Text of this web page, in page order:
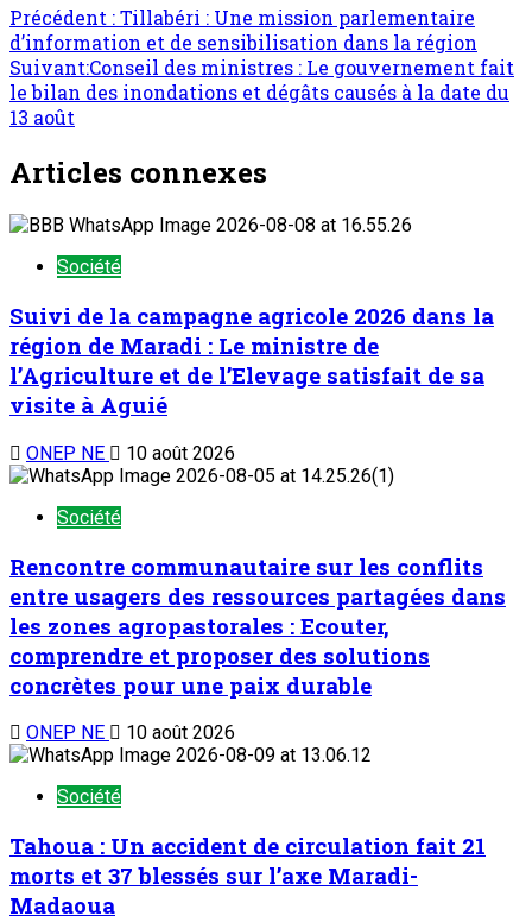
Précédent :Tillabéri : Une mission parlementaire
d’information et de sensibilisation dans la région
Suivant:Conseil des ministres : Le gouvernement fait
le bilan des inondations et dégâts causés à la date du
13 août
Articles connexes
Société
Suivi de la campagne agricole 2026 dans la
région de Maradi : Le ministre de
l’Agriculture et de l’Elevage satisfait de sa
visite à Aguié
ONEP NE 10 août 2026
Société
Rencontre communautaire sur les conflits
entre usagers des ressources partagées dans
les zones agropastorales : Ecouter,
comprendre et proposer des solutions
concrètes pour une paix durable
ONEP NE 10 août 2026
Société
Tahoua : Un accident de circulation fait 21
morts et 37 blessés sur l’axe Maradi-
Madaoua